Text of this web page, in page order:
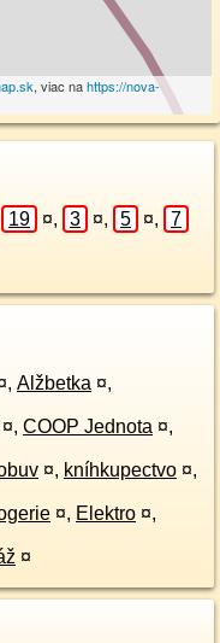
, viac nahttps://nova-
19 ¤, 3 ¤, 5 ¤, 7
, Alžbetka ¤,
¤, COOP Jednota ¤,
¤, kníhkupectvo ¤,
¤, Elektro ¤,
¤